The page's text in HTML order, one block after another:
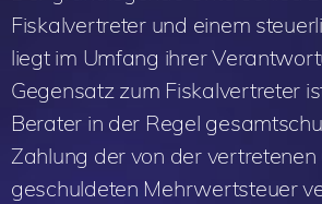
Fiskalvertreter und einem
liegt im Umfang ihrer
Gegensatz zum Fiskalvertreter
Berater in der Regel
Zahlung der von der vertretenen
geschuldeten Mehrwertsteuer